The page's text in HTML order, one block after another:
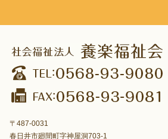
〒487-0031
春日井市廻間町字神屋洞703-1